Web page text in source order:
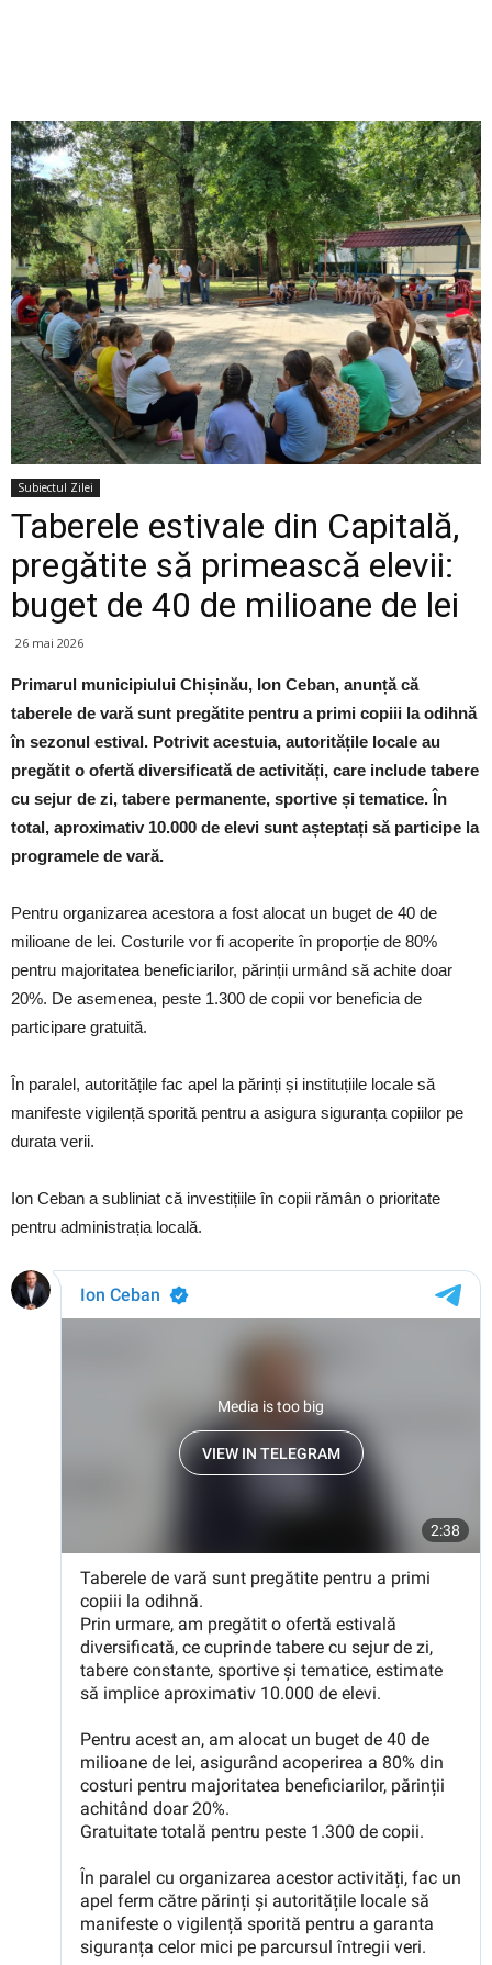
Subiectul Zilei
Taberele estivale din Capitală,
pregătite să primească elevii:
buget de 40 de milioane de lei
26 mai 2026
Primarul municipiului Chișinău, Ion Ceban, anunță că
taberele de vară sunt pregătite pentru a primi copiii la odihnă
în sezonul estival. Potrivit acestuia, autoritățile locale au
pregătit o ofertă diversificată de activități, care include tabere
cu sejur de zi, tabere permanente, sportive și tematice. În
total, aproximativ 10.000 de elevi sunt așteptați să participe la
programele de vară.
Pentru organizarea acestora a fost alocat un buget de 40 de
milioane de lei. Costurile vor fi acoperite în proporție de 80%
pentru majoritatea beneficiarilor, părinții urmând să achite doar
20%. De asemenea, peste 1.300 de copii vor beneficia de
participare gratuită.
În paralel, autoritățile fac apel la părinți și instituțiile locale să
manifeste vigilență sporită pentru a asigura siguranța copiilor pe
durata verii.
Ion Ceban a subliniat că investițiile în copii rămân o prioritate
pentru administrația locală.